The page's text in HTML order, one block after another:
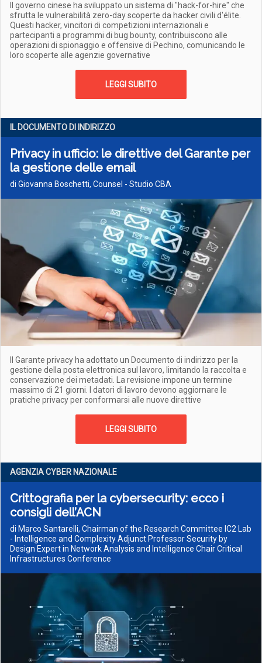
Il governo cinese ha sviluppato un sistema di "hack-for-hire" che
sfrutta le vulnerabilità zero-day scoperte da hacker civili d'élite.
Questi hacker, vincitori di competizioni internazionali e
partecipanti a programmi di bug bounty, contribuiscono alle
operazioni di spionaggio e offensive di Pechino, comunicando le
loro scoperte alle agenzie governative
LEGGI SUBITO
IL DOCUMENTO DI INDIRIZZO
Privacy in ufficio: le direttive del Garante per
la gestione delle email
di Giovanna Boschetti, Counsel - Studio CBA
Il Garante privacy ha adottato un Documento di indirizzo per la
gestione della posta elettronica sul lavoro, limitando la raccolta e
conservazione dei metadati. La revisione impone un termine
massimo di 21 giorni. I datori di lavoro devono aggiornare le
pratiche privacy per conformarsi alle nuove direttive
LEGGI SUBITO
AGENZIA CYBER NAZIONALE
Crittografia per la cybersecurity: ecco i
consigli dell’ACN
di Marco Santarelli, Chairman of the Research Committee IC2 Lab
- Intelligence and Complexity Adjunct Professor Security by
Design Expert in Network Analysis and Intelligence Chair Critical
Infrastructures Conference